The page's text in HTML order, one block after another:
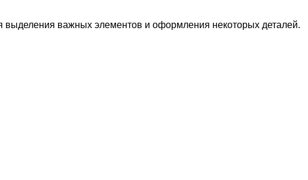
выделения важных элементов и оформления некоторых деталей.